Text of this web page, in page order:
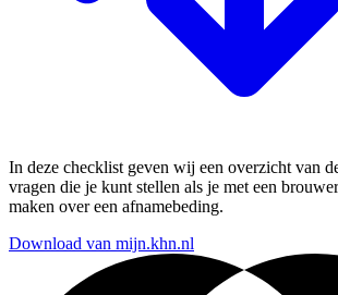
In deze checklist geven wij een overzicht van
vragen die je kunt stellen als je met een
maken over een afnamebeding.
Download van mijn.khn.nl